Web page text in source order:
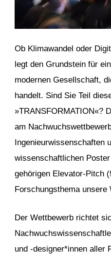
Ob Klimawandel oder
legt den Grundstein für
modernen Gesellschaft,
handelt. Sind Sie Teil
»TRANSFORMATION«?
am
Ingenieurwissenschaften
wissenschaftlichen
gehörigen Elevator-Pitch
Forschungsthema unsere
Der Wettbewerb richtet
und -designer*innen aller